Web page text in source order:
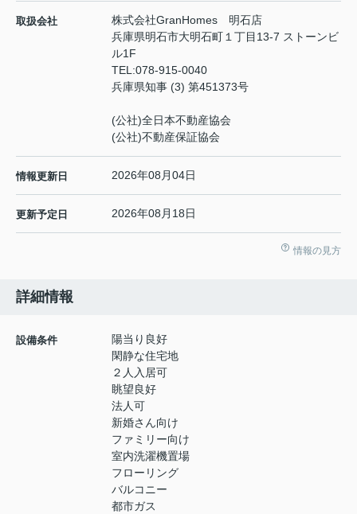
取扱会社
株式会社GranHomes 明石店
兵庫県明石市大明石町１丁目13-7 ストーンビ
ル1F
TEL:078-915-0040
兵庫県知事 (3) 第451373号
(公社)全日本不動産協会
(公社)不動産保証協会
情報更新日 2026年08月04日
更新予定日 2026年08月18日
情報の見方
詳細情報
設備条件
陽当り良好
閑静な住宅地
２人入居可
眺望良好
法人可
新婚さん向け
ファミリー向け
室内洗濯機置場
フローリング
バルコニー
都市ガス